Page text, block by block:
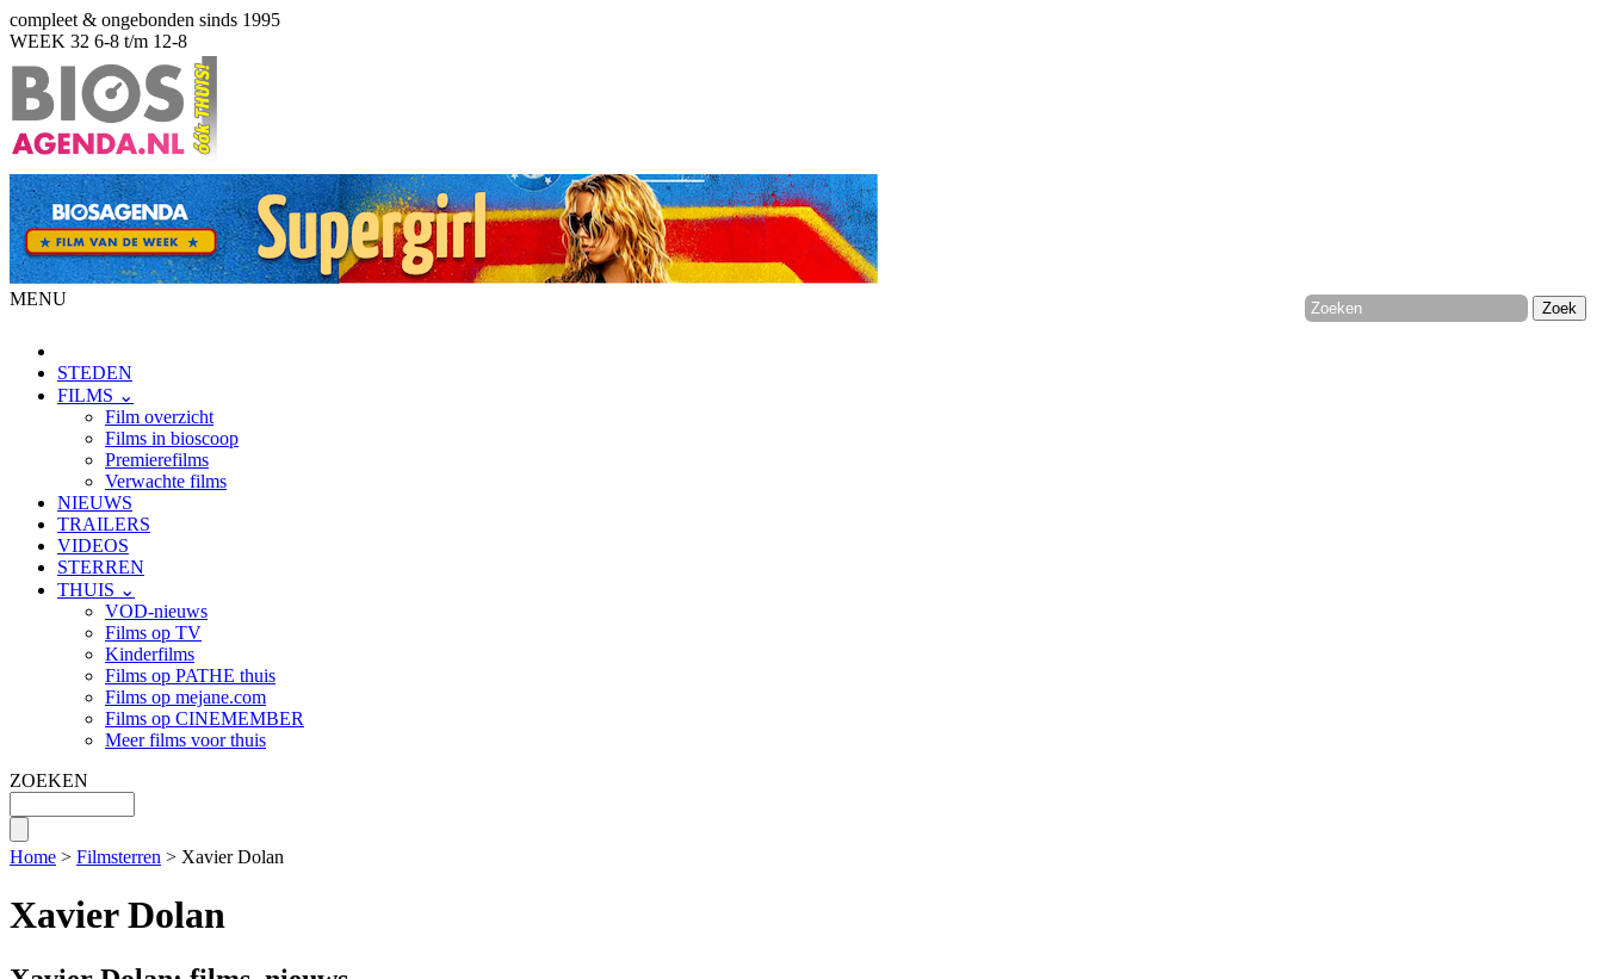
compleet & ongebonden sinds 1995
WEEK 32 6-8 t/m 12-8
MENU
STEDEN
FILMS ⌄
Film overzicht
Films in bioscoop
Premierefilms
Verwachte films
NIEUWS
TRAILERS
VIDEOS
STERREN
THUIS ⌄
VOD-nieuws
Films op TV
Kinderfilms
Films op PATHE thuis
Films op mejane.com
Films op CINEMEMBER
Meer films voor thuis
ZOEKEN
Home > Filmsterren > Xavier Dolan
Xavier Dolan